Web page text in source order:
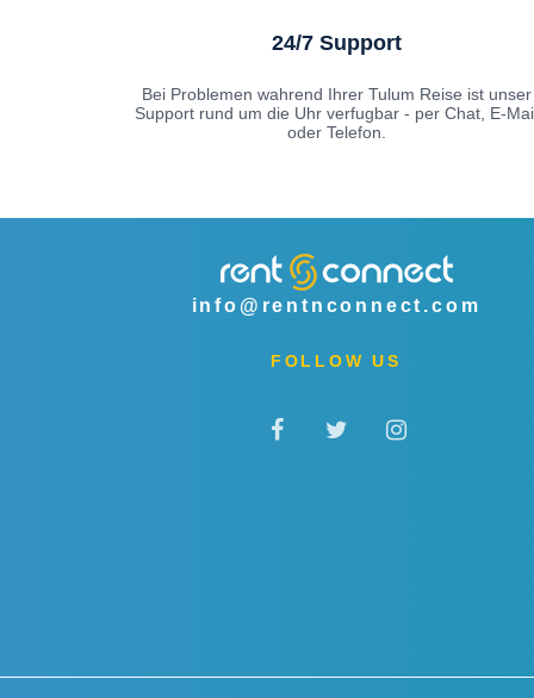
24/7 Support
Bei Problemen wahrend Ihrer Tulum Reise ist unser
Support rund um die Uhr verfugbar - per Chat, E-
oder Telefon.
info@rentnconnect.com
FOLLOW US